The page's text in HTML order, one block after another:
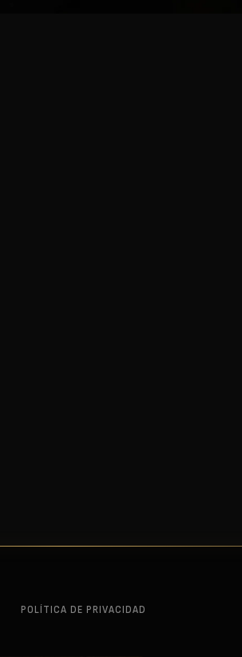
POLÍTICA DE PRIVACIDAD